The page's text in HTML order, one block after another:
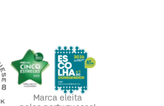
Marca eleita